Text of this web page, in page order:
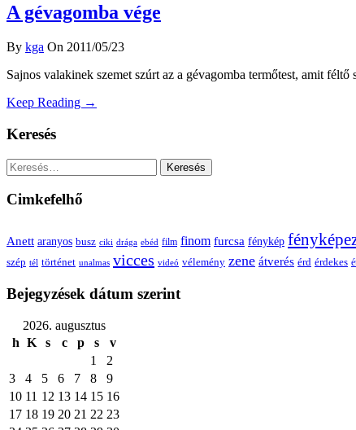
A gévagomba vége
By kga On 2011/05/23
Sajnos valakinek szemet szúrt az a gévagomba termőtest, amit
Keep Reading →
Keresés
Keresés:
Cimkefelhő
Anett aranyos busz ciki drága ebéd film finom furcsa fénykép
szép tél történet unalmas vicces videó vélemény zene átverés érd érdekes
Bejegyzések dátum szerint
2026. augusztus
h K s c p s
v
1
2
3
4 5 6 7 8
9
10 11 12 13 14 15 16
17 18 19 20 21 22 23